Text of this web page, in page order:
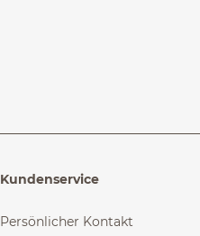
Kundenservice
Persönlicher Kontakt